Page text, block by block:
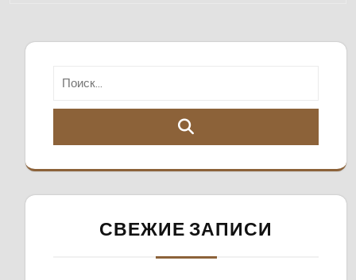
СВЕЖИЕ ЗАПИСИ